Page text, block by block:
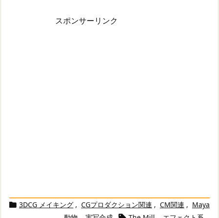
スポンサーリンク
 3DCG メイキング , CGプロダクション関連 , CM関連 , Maya